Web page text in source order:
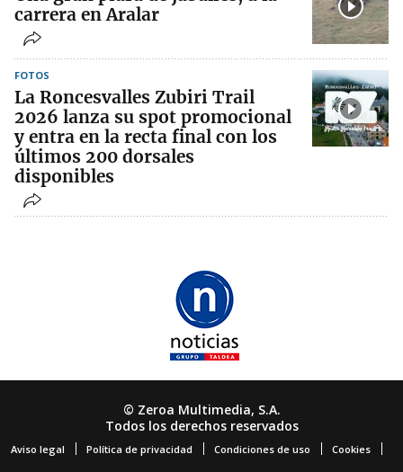
carrera en Aralar
FOTOS
La Roncesvalles Zubiri Trail
2026 lanza su spot promocional
y entra en la recta final con los
últimos 200 dorsales
disponibles
© Zeroa Multimedia, S.A.
Todos los derechos reservados
Aviso legal Política de privacidad Condiciones de uso Cookies